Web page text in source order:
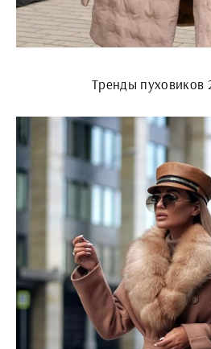
Тренды пуховиков